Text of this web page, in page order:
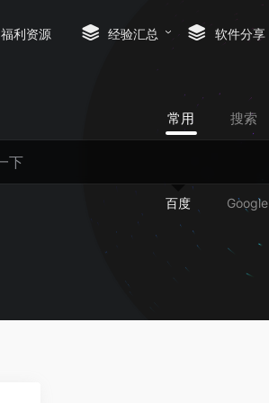
福利资源 经验汇总 软件分享
常用 搜索
百度 Google